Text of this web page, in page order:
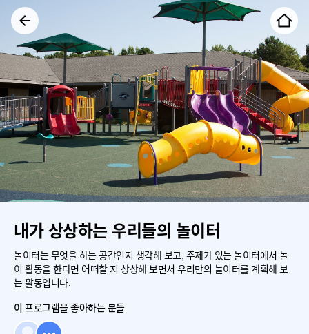
내가 상상하는 우리들의 놀이터
놀이터는 무엇을 하는 공간인지 생각해 보고, 주제가 있는 놀이터에서 놀
이 활동을 한다면 어떠할 지 상상해 보면서 우리만의 놀이터를 계획해 보
는 활동입니다.
이 프로그램을 좋아하는 분들